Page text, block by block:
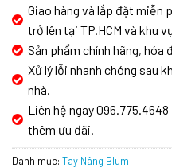
Giao hàng và lắp đặt miễn
trở lên tại TP.HCM và khu
Sản phẩm chính hãng, hóa
Xử lý lỗi nhanh chóng sau
nhà.
Liên hệ ngay
thêm ưu đãi.
Danh mục: Tay Nâng Blum